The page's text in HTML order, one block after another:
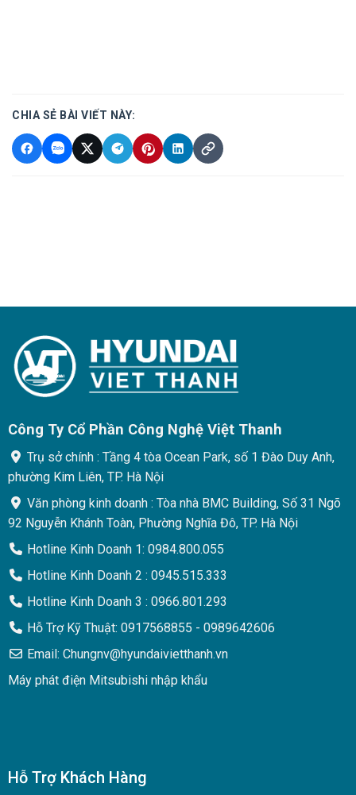
CHIA SẺ BÀI VIẾT NÀY:
Công Ty Cổ Phần Công Nghệ Việt Thanh
Trụ sở chính : Tầng 4 tòa Ocean Park, số 1 Đào Duy Anh,
phường Kim Liên, TP. Hà Nội
Văn phòng kinh doanh : Tòa nhà BMC Building, Số 31 Ngõ
92 Nguyễn Khánh Toàn, Phường Nghĩa Đô, TP. Hà Nội
Hotline Kinh Doanh 1: 0984.800.055
Hotline Kinh Doanh 2 : 0945.515.333
Hotline Kinh Doanh 3 : 0966.801.293
Hỗ Trợ Kỹ Thuật: 0917568855 - 0989642606
Email: Chungnv@hyundaivietthanh.vn
Máy phát điện Mitsubishi nhập khẩu
Hỗ Trợ Khách Hàng